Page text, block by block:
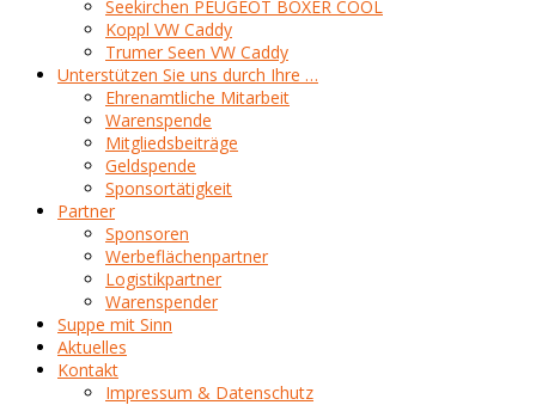
Seekirchen PEUGEOT BOXER COOL
Koppl VW Caddy
Trumer Seen VW Caddy
Unterstützen Sie uns durch Ihre …
Ehrenamtliche Mitarbeit
Warenspende
Mitgliedsbeiträge
Geldspende
Sponsortätigkeit
Partner
Sponsoren
Werbeflächenpartner
Logistikpartner
Warenspender
Suppe mit Sinn
Aktuelles
Kontakt
Impressum & Datenschutz